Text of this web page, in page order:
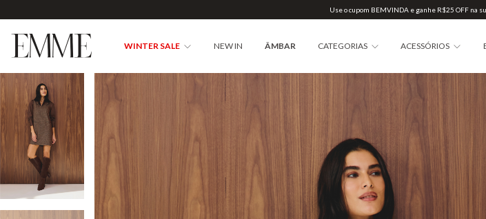
Use o cupom BEMVINDA e ganhe R$25 OFF na
WINTER SALE NEW IN ÂMBAR CATEGORIAS ACESSÓRIOS